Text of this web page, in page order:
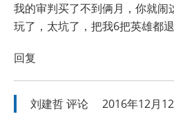
我的审判买了不到俩月，你就闹
玩了，太坑了，把我6把英雄都
回复
刘建哲评论 2016年12月